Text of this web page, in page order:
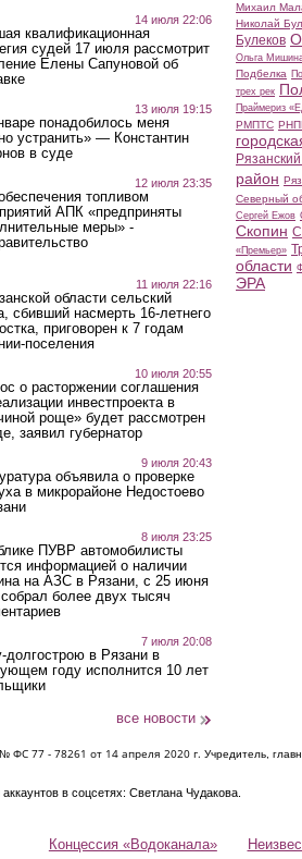
14 июля 22:06
квалификационная
судей 17 июля рассмотрит
Елены Сапуновой об
13 июля 19:15
понадобилось меня
устранить» — Константин
в суде
12 июля 23:35
топливом
АПК «предприняты
меры» -
11 июля 22:16
области сельский
сбивший насмерть 16-летнего
приговорен к 7 годам
поселения
10 июля 20:55
о расторжении соглашения
инвестпроекта в
роще» будет рассмотрен
заявил губернатор
9 июля 20:43
объявила о проверке
в микрорайоне Недостоево
8 июля 23:25
ПУВР автомобилисты
информацией о наличии
на АЗС в Рязани, с 25 июня
более двух тысяч
7 июля 20:08
долгострою в Рязани в
году исполнится 10 лет
все новости
Михаил
Николай
Булеков
Ольга
Подбелка
трех рек
Праймериз
РМПТС
район
Северный
Сергей Ежов
Скопин
«Премьер»
области
ЭРА
ФС 77 - 78261 от 14 апреля 2020 г. Учредитель,
в соцсетях: Светлана Чудакова.
Концессия «Водоканала»